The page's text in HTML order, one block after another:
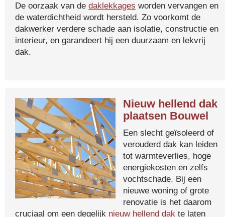
De oorzaak van de daklekkages worden vervangen en
de waterdichtheid wordt hersteld. Zo voorkomt de
dakwerker verdere schade aan isolatie, constructie en
interieur, en garandeert hij een duurzaam en lekvrij
dak.
Nieuw hellend dak
plaatsen Bouwel
Een slecht geïsoleerd of
verouderd dak kan leiden
tot warmteverlies, hoge
energiekosten en zelfs
vochtschade. Bij een
nieuwe woning of grote
renovatie is het daarom
cruciaal om een degelijk nieuw hellend dak te laten